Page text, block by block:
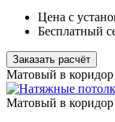
Цена с
Бесплатный
Заказать расчёт
Матовый в коридор
Матовый в коридор